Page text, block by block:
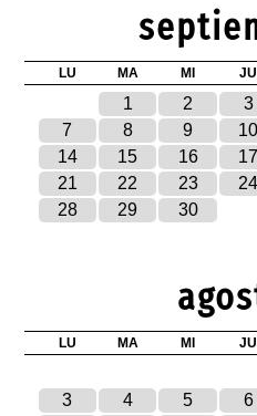
LU MA MI JU
1 2 3
7
8 9 10
14
15 16 17
21
22 23 24
28
29 30
LU MA MI JU
3
4 5 6